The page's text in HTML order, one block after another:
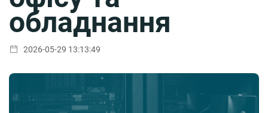
обладнання
2026-05-29 13:13:49